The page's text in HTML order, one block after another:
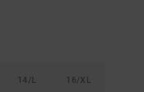
14/L 16/XL